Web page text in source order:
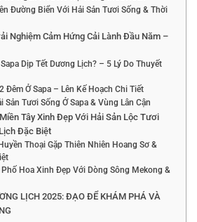
Đường Biển Với Hải Sản Tươi Sống & Thời
Nghiệm Cảm Hứng Cải Lành Đầu Năm –
Dịp Tết Dương Lịch? – 5 Lý Do Thuyết
Đêm Ở Sapa – Lên Kế Hoạch Chi Tiết
Sản Tươi Sống Ở Sapa & Vùng Lân Cận
Tây Xinh Đẹp Với Hải Sản Lộc Tươi
Đặc Biệt
Thoại Gặp Thiên Nhiên Hoang Sơ &
Hoa Xinh Đẹp Với Dòng Sông Mekong &
LỊCH 2025: ĐẠO ĐỂ KHÁM PHÁ VÀ